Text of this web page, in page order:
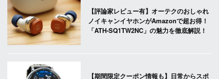
【評論家レビュー有】オーテクのおしゃれ
ノイキャンイヤホンがAmazonで超お得！
「ATH-SQ1TW2NC」の魅力を徹底解説！
【期間限定クーポン情報も】日常からスポ